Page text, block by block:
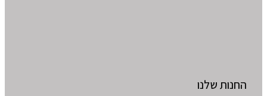
החנות שלנו